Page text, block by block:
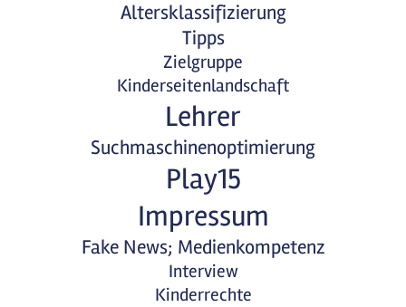
Altersklassifizierung
Tipps
Zielgruppe
Kinderseitenlandschaft
Lehrer
Suchmaschinenoptimierung
Play15
Impressum
Fake News; Medienkompetenz
Interview
Kinderrechte